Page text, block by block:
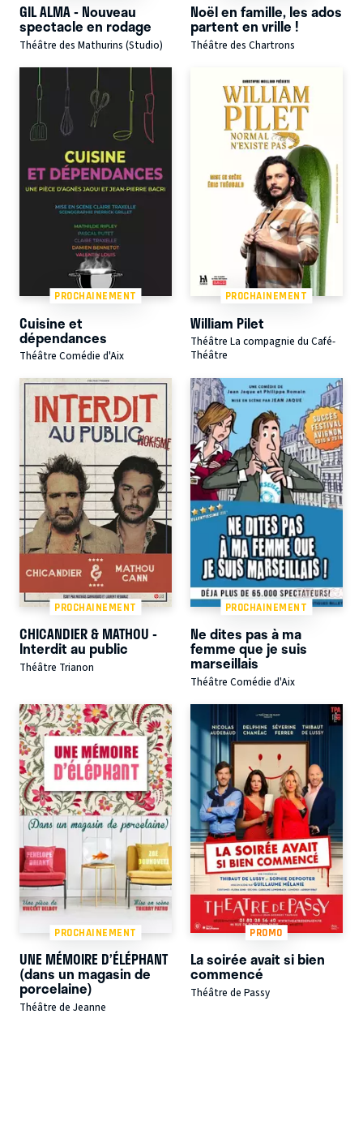
GIL ALMA - Nouveau
spectacle en rodage
Théâtre des Mathurins (Studio)
Noël en famille, les ados
partent en vrille !
Théâtre des Chartrons
PROCHAINEMENT
Cuisine et
dépendances
Théâtre Comédie d'Aix
PROCHAINEMENT
William Pilet
Théâtre La compagnie du Café-
Théâtre
PROCHAINEMENT
CHICANDIER & MATHOU -
Interdit au public
Théâtre Trianon
PROCHAINEMENT
Ne dites pas à ma
femme que je suis
marseillais
Théâtre Comédie d'Aix
PROCHAINEMENT
UNE MÉMOIRE D’ÉLÉPHANT
(dans un magasin de
porcelaine)
Théâtre de Jeanne
PROMO
La soirée avait si bien
commencé
Théâtre de Passy